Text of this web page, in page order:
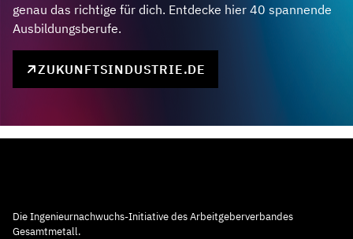
genau das richtige für dich. Entdecke hier 40 spannende
Ausbildungsberufe.
ZUKUNFTSINDUSTRIE.DE
Die Ingenieurnachwuchs-Initiative des Arbeitgeberverbandes
Gesamtmetall.